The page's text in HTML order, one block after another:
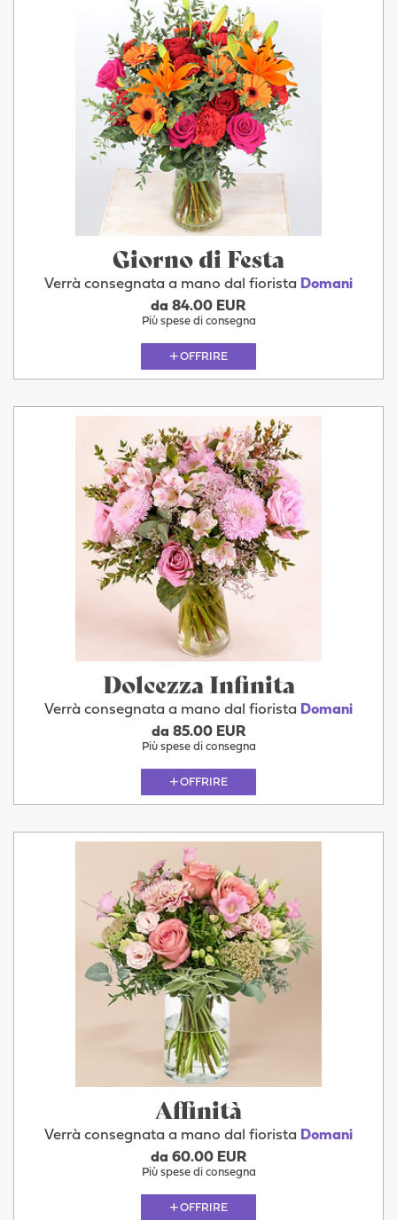
Giorno di Festa
Verrà consegnata a mano dal fiorista Domani
da 84.00 EUR
Più spese di consegna
OFFRIRE
Dolcezza Infinita
Verrà consegnata a mano dal fiorista Domani
da 85.00 EUR
Più spese di consegna
OFFRIRE
Affinità
Verrà consegnata a mano dal fiorista Domani
da 60.00 EUR
Più spese di consegna
OFFRIRE